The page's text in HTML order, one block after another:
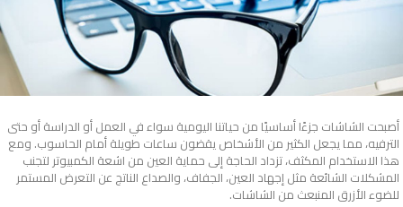
أصبحت الشاشات جزءًا أساسيًا من حياتنا اليومية سواء في العمل أو الدراسة أو حتى
الترفيه، مما يجعل الكثير من الأشخاص يقضون ساعات طويلة أمام الحاسوب. ومع
هذا الاستخدام المكثف، تزداد الحاجة إلى حماية العين من اشعة الكمبيوتر لتجنب
المشكلات الشائعة مثل إجهاد العين، الجفاف، والصداع الناتج عن التعرض المستمر
للضوء الأزرق المنبعث من الشاشات.